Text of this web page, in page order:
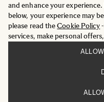
and enhance your
below, your experience may
please read theCookie Policy
services, make personal